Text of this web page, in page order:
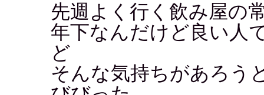
先週よく行く飲み屋の
年下なんだけど良い人
ど
そんな気持ちがあろう